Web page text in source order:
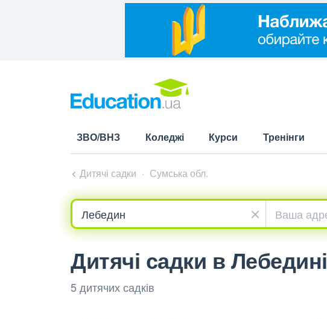
ЗВО/ВНЗ Коледжі Курси Тренінги
Дитячі садки Сумська обл.
Дитячі садки в Лебедині
5 дитячих садків